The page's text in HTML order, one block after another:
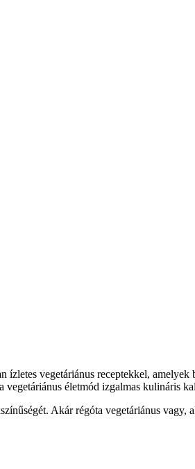
ízletes vegetáriánus receptekkel,
vegetáriánus életmód izgalmas kulináris
Akár régóta vegetáriánus vagy,